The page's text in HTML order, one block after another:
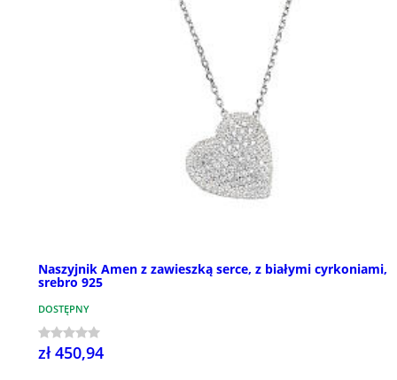
Naszyjnik Amen z zawieszką serce, z białymi cyrkoniami,
srebro 925
DOSTĘPNY
zł 450,94